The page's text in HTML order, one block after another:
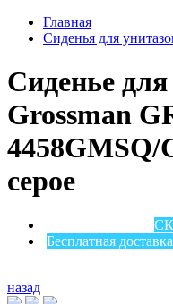
Главная
Сиденья для
Сиденье для
Grossman
4458GMSQ/
серое
Бесплатная
назад